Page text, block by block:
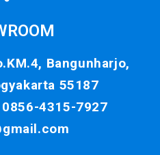
Bangunharjo,
55187
0856-4315-7927